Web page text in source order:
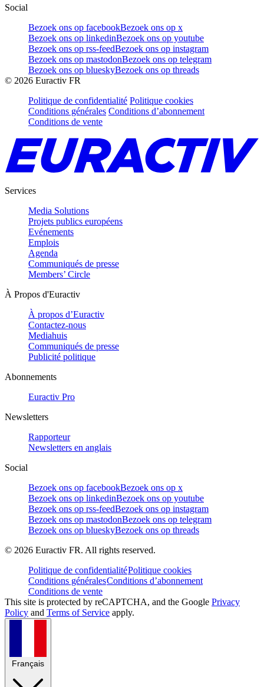
Social
Bezoek ons op facebookBezoek ons op x
Bezoek ons op linkedinBezoek ons op youtube
Bezoek ons op rss-feedBezoek ons op instagram
Bezoek ons op mastodonBezoek ons op telegram
Bezoek ons op blueskyBezoek ons op threads
© 2026 Euractiv FR
Politique de confidentialité Politique cookies
Conditions générales Conditions d’abonnement
Conditions de vente
Services
Media Solutions
Projets publics européens
Evénements
Emplois
Agenda
Communiqués de presse
Members’ Circle
À Propos d'Euractiv
À propos d’Euractiv
Contactez-nous
Mediahuis
Communiqués de presse
Publicité politique
Abonnements
Euractiv Pro
Newsletters
Rapporteur
Newsletters en anglais
Social
Bezoek ons op facebookBezoek ons op x
Bezoek ons op linkedinBezoek ons op youtube
Bezoek ons op rss-feedBezoek ons op instagram
Bezoek ons op mastodonBezoek ons op telegram
Bezoek ons op blueskyBezoek ons op threads
© 2026 Euractiv FR. All rights reserved.
Politique de confidentialitéPolitique cookies
Conditions généralesConditions d’abonnement
Conditions de vente
This site is protected by reCAPTCHA, and the Google Privacy
Policy and Terms of Service apply.
Français